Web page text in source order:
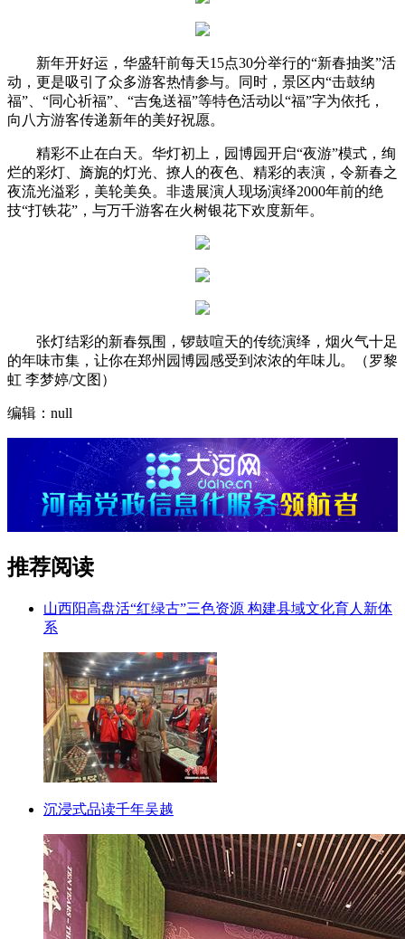
新年开好运，华盛轩前每天15点30分举行的“新春抽奖”活
动，更是吸引了众多游客热情参与。同时，景区内“击鼓纳
福”、“同心祈福”、“吉兔送福”等特色活动以“福”字为依托，
向八方游客传递新年的美好祝愿。
精彩不止在白天。华灯初上，园博园开启“夜游”模式，绚
烂的彩灯、旖旎的灯光、撩人的夜色、精彩的表演，令新春之
夜流光溢彩，美轮美奂。非遗展演人现场演绎2000年前的绝
技“打铁花”，与万千游客在火树银花下欢度新年。
张灯结彩的新春氛围，锣鼓喧天的传统演绎，烟火气十足
的年味市集，让你在郑州园博园感受到浓浓的年味儿。（罗黎
虹 李梦婷/文图）
编辑：null
推荐阅读
山西阳高盘活“红绿古”三色资源 构建县域文化育人新体
系
沉浸式品读千年吴越